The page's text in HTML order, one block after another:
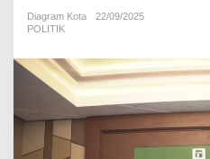
w
a
B
a
Diagram Kota
22/09/2025
POLITIK